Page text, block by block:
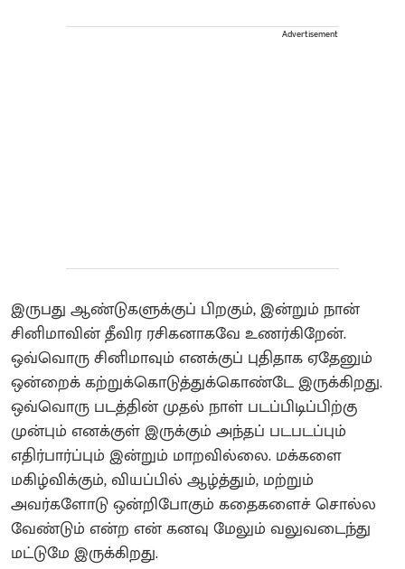
Advertisement
இருபது ஆண்டுகளுக்குப் பிறகும், இன்றும் நான்
சினிமாவின் தீவிர ரசிகனாகவே உணர்கிறேன்.
ஒவ்வொரு சினிமாவும் எனக்குப் புதிதாக ஏதேனும்
ஒன்றைக் கற்றுக்கொடுத்துக்கொண்டே இருக்கிறது.
ஒவ்வொரு படத்தின் முதல் நாள் படப்பிடிப்பிற்கு
முன்பும் எனக்குள் இருக்கும் அந்தப் படபடப்பும்
எதிர்பார்ப்பும் இன்றும் மாறவில்லை. மக்களை
மகிழ்விக்கும், வியப்பில் ஆழ்த்தும், மற்றும்
அவர்களோடு ஒன்றிபோகும் கதைகளைச் சொல்ல
வேண்டும் என்ற என் கனவு மேலும் வலுவடைந்து
மட்டுமே இருக்கிறது.